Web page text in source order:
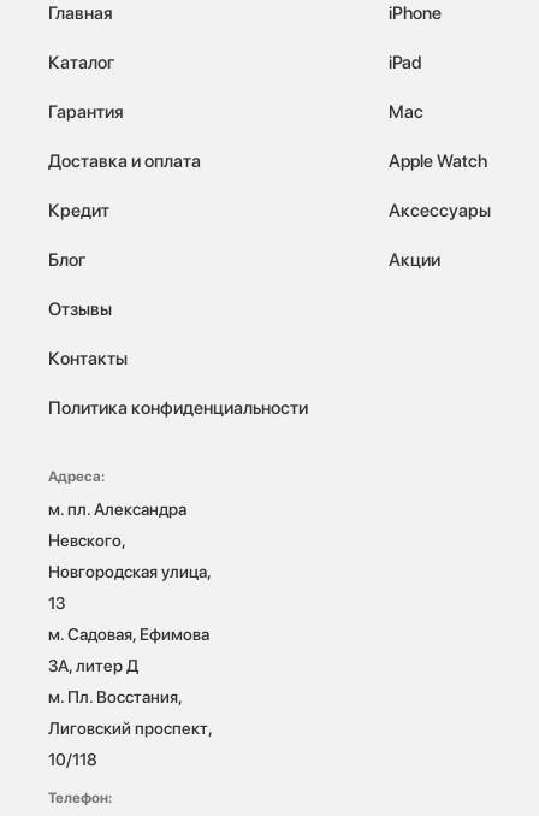
Главная
Каталог
Гарантия
Доставка и оплата
Кредит
Блог
Отзывы
Контакты
Политика конфиденциальности
iPhone
iPad
Mac
Apple Watch
Аксессуары
Акции
Адреса:
м. пл. Александра
Невского,
Новгородская улица,
13
м. Садовая, Ефимова
3А, литер Д
м. Пл. Восстания,
Лиговский проспект,
10/118
Телефон: